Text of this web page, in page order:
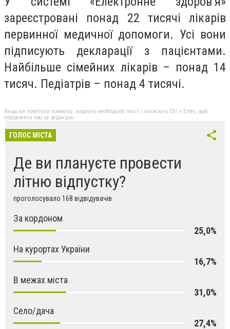
зареєстровані понад 22 тисячі лікарів
первинної медичної допомоги. Усі вони
підписують декларації з пацієнтами.
Найбільше сімейних лікарів – понад 14
тисяч. Педіатрів – понад 4 тисячі.
Якщо ви помітили помилку, виділіть необхідний текст і натисніть Ctrl + Enter, щоб
повідомити про це редакцію
ГОЛОС МІСТА
Де ви плануєте провести
літню відпустку?
проголосувало 168 відвідувачів
За кордоном
25,0%
На курортах України
16,7%
В межах міста
31,0%
Село/дача
27,4%